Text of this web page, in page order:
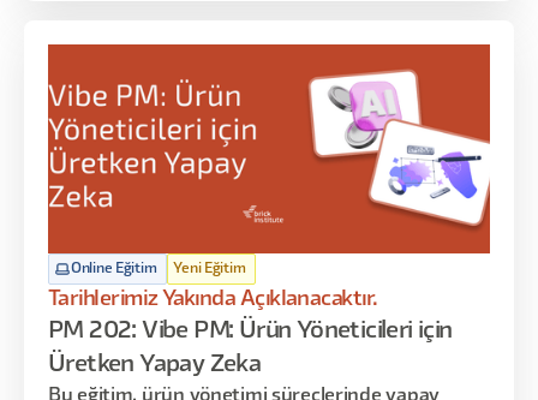
Online Eğitim Yeni Eğitim
Tarihlerimiz Yakında Açıklanacaktır.
PM 202: Vibe PM: Ürün Yöneticileri için
Üretken Yapay Zeka
Bu eğitim, ürün yönetimi süreçlerinde yapay